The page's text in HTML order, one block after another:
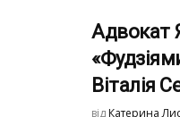
Адвокат
Віталія
від Катерина